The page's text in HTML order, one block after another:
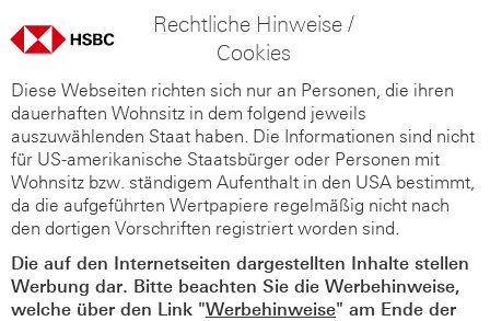
Rechtliche Hinweise /
Cookies
Diese Webseiten richten sich nur an Personen, die ihren
dauerhaften Wohnsitz in dem folgend jeweils
auszuwählenden Staat haben. Die Informationen sind nicht
für US-amerikanische Staatsbürger oder Personen mit
Wohnsitz bzw. ständigem Aufenthalt in den USA bestimmt,
da die aufgeführten Wertpapiere regelmäßig nicht nach
den dortigen Vorschriften registriert worden sind.
Die auf den Internetseiten dargestellten Inhalte stellen
Werbung dar. Bitte beachten Sie die Werbehinweise,
welche über den Link "Werbehinweise" am Ende der